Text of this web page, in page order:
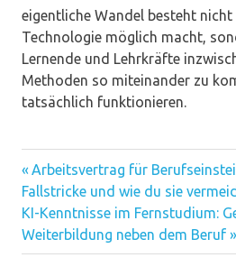
eigentliche Wandel besteht
Technologie möglich macht,
Lernende und Lehrkräfte
Methoden so miteinander zu
tatsächlich funktionieren.
Beitragsnavigation
Vorheriger
Beitrag:
Arbeitsvertrag für
Fallstricke und wie du sie
Nächster
Beitrag:
KI-Kenntnisse im Fernstudium:
Weiterbildung neben dem Beruf